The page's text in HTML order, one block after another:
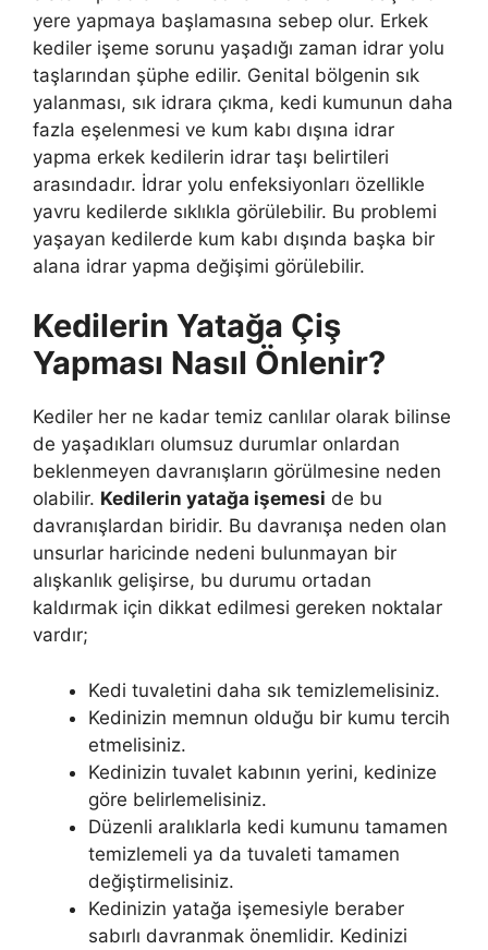
yere yapmaya başlamasına sebep olur. Erkek
kediler işeme sorunu yaşadığı zaman idrar yolu
taşlarından şüphe edilir. Genital bölgenin sık
yalanması, sık idrara çıkma, kedi kumunun daha
fazla eşelenmesi ve kum kabı dışına idrar
yapma erkek kedilerin idrar taşı belirtileri
arasındadır. İdrar yolu enfeksiyonları özellikle
yavru kedilerde sıklıkla görülebilir. Bu problemi
yaşayan kedilerde kum kabı dışında başka bir
alana idrar yapma değişimi görülebilir.
Kedilerin Yatağa Çiş
Yapması Nasıl Önlenir?
Kediler her ne kadar temiz canlılar olarak bilinse
de yaşadıkları olumsuz durumlar onlardan
beklenmeyen davranışların görülmesine neden
olabilir. Kedilerin yatağa işemesi de bu
davranışlardan biridir. Bu davranışa neden olan
unsurlar haricinde nedeni bulunmayan bir
alışkanlık gelişirse, bu durumu ortadan
kaldırmak için dikkat edilmesi gereken noktalar
vardır;
Kedi tuvaletini daha sık temizlemelisiniz.
Kedinizin memnun olduğu bir kumu tercih
etmelisiniz.
Kedinizin tuvalet kabının yerini, kedinize
göre belirlemelisiniz.
Düzenli aralıklarla kedi kumunu tamamen
temizlemeli ya da tuvaleti tamamen
değiştirmelisiniz.
Kedinizin yatağa işemesiyle beraber
sabırlı davranmak önemlidir. Kedinizi